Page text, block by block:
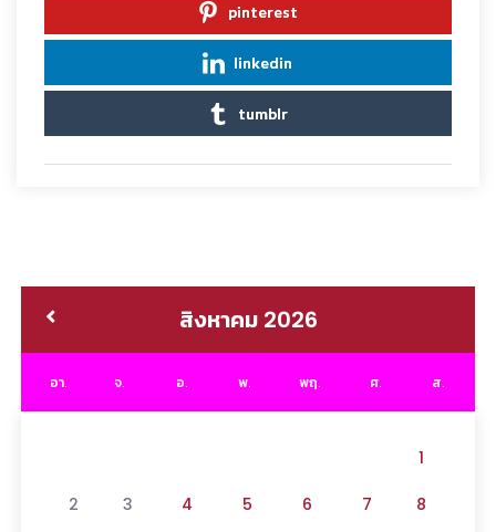
pinterest
linkedin
tumblr
สิงหาคม 2026
อา. จ. อ. พ. พฤ. ศ. ส.
1
2 3 4 5 6 7 8